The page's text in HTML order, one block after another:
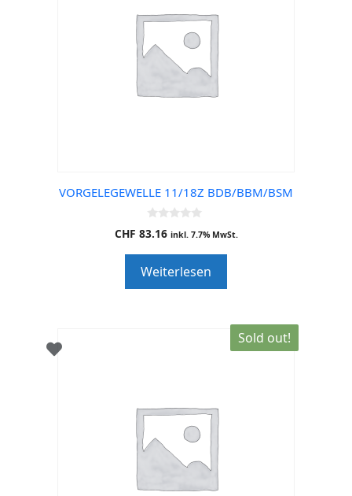
VORGELEGEWELLE 11/18Z BDB/BBM/BSM
0
o
o
f
5
CHF 83.16 inkl. 7.7% MwSt.
Weiterlesen
Sold out!